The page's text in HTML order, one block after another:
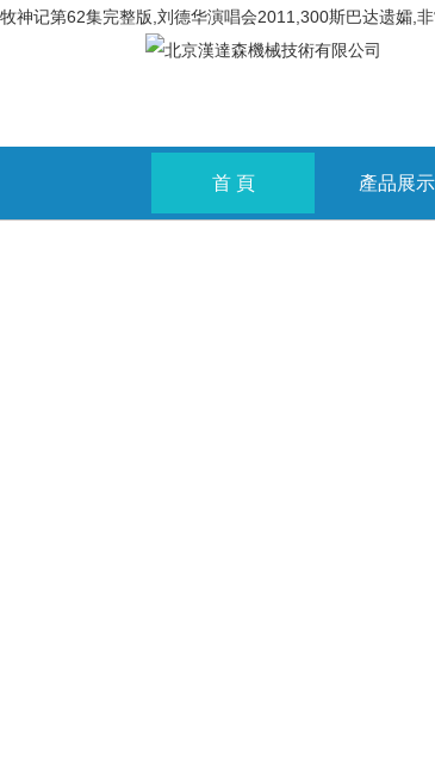
牧神记第62集完整版,刘德华演唱会2011,300斯巴达遗孀,
首 頁 產品展示